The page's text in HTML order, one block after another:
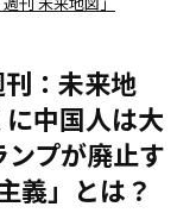
：未来地
中国人は大
プが廃止す
義」とは？